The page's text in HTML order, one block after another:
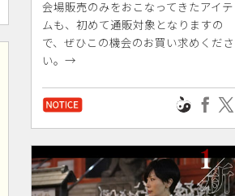
会場販売のみをおこなってきたアイテ
ムも、初めて通販対象となりますの
で、ぜひこの機会のお買い求めくださ
い。→